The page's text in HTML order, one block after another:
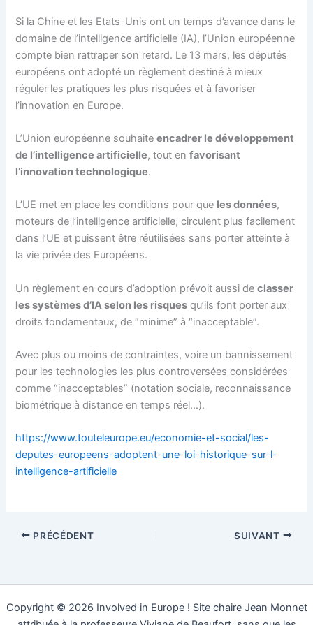
Si la Chine et les Etats-Unis ont un temps d’avance dans le
domaine de l’intelligence artificielle (IA), l’Union européenne
compte bien rattraper son retard. Le 13 mars, les députés
européens ont adopté un règlement destiné à mieux
réguler les pratiques les plus risquées et à favoriser
l’innovation en Europe.
L’Union européenne souhaiteencadrer le développement
de l’intelligence artificielle, tout enfavorisant
l’innovation technologique.
L’UE met en place les conditions pour que les données,
moteurs de l’intelligence artificielle, circulent plus facilement
dans l’UE et puissent être réutilisées sans porter atteinte à
la vie privée des Européens.
Un règlement en cours d’adoption prévoit aussi declasser
les systèmes d’IA selon les risques qu’ils font porter aux
droits fondamentaux, de “minime” à “inacceptable”.
Avec plus ou moins de contraintes, voire un bannissement
pour les technologies les plus controversées considérées
comme “inacceptables” (notation sociale, reconnaissance
biométrique à distance en temps réel…).
https://www.touteleurope.eu/economie-et-social/les-
deputes-europeens-adoptent-une-loi-historique-sur-l-
intelligence-artificielle
PRÉCÉDENT SUIVANT
Copyright © 2026 Involved in Europe ! Site chaire Jean Monnet